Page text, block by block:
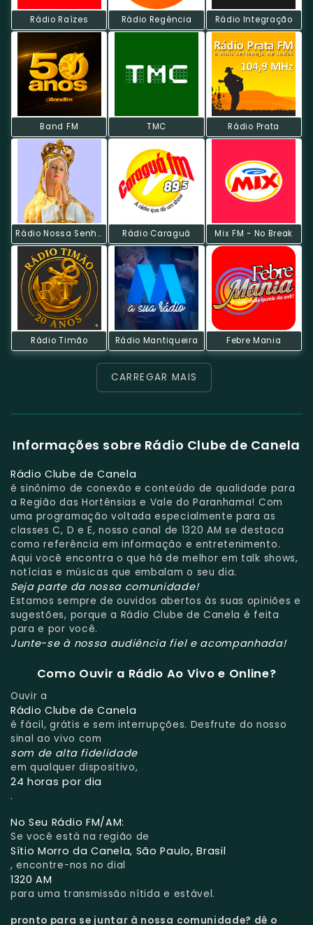
Rádio Raízes Rádio Regência Rádio Integração
Band FM TMC Rádio Prata
Rádio Nossa Senhora De Fátima Rádio Caraguá Mix FM - No Break
Rádio Timão Rádio Mantiqueira Febre Mania
CARREGAR MAIS
Informações sobre Rádio Clube de Canela
Rádio Clube de Canela
é sinônimo de conexão e conteúdo de qualidade para
a Região das Hortênsias e Vale do Paranhama! Com
uma programação voltada especialmente para as
classes C, D e E, nosso canal de 1320 AM se destaca
como referência em informação e entretenimento.
Aqui você encontra o que há de melhor em talk shows,
notícias e músicas que embalam o seu dia.
Seja parte da nossa comunidade!
Estamos sempre de ouvidos abertos às suas opiniões e
sugestões, porque a Rádio Clube de Canela é feita
para e por você.
Junte-se à nossa audiência fiel e acompanhada!
Como Ouvir a Rádio Ao Vivo e Online?
Ouvir a
Rádio Clube de Canela
é fácil, grátis e sem interrupções. Desfrute do nosso
sinal ao vivo com
som de alta fidelidade
em qualquer dispositivo,
24 horas por dia
.
No Seu Rádio FM/AM:
Se você está na região de
Sítio Morro da Canela, São Paulo, Brasil
, encontre-nos no dial
1320 AM
para uma transmissão nítida e estável.
pronto para se juntar à nossa comunidade? dê o